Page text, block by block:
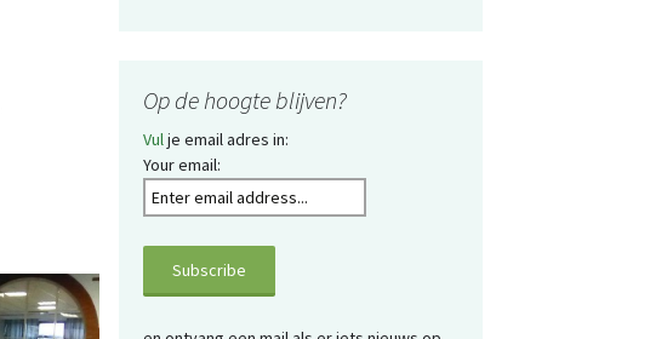
Op de hoogte blijven?
Vulje email adres in:
Your email: